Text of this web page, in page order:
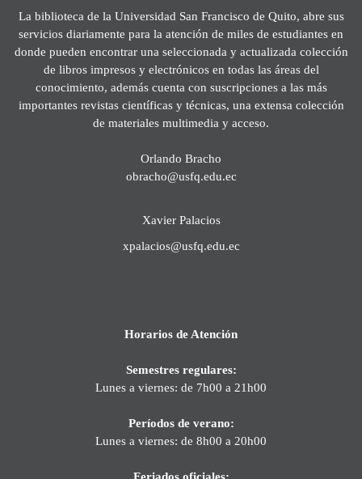
La biblioteca de la Universidad San Francisco de Quito, abre sus
servicios diariamente para la atención de miles de estudiantes en
donde pueden encontrar una seleccionada y actualizada colección
de libros impresos y electrónicos en todas las áreas del
conocimiento, además cuenta con suscripciones a las más
importantes revistas científicas y técnicas, una extensa colección
de materiales multimedia y acceso.
Orlando Bracho
obracho@usfq.edu.ec
Xavier Palacios
xpalacios@usfq.edu.ec
Horarios de Atención
Semestres regulares:
Lunes a viernes: de 7h00 a 21h00
Períodos de verano:
Lunes a viernes: de 8h00 a 20h00
Feriados oficiales: